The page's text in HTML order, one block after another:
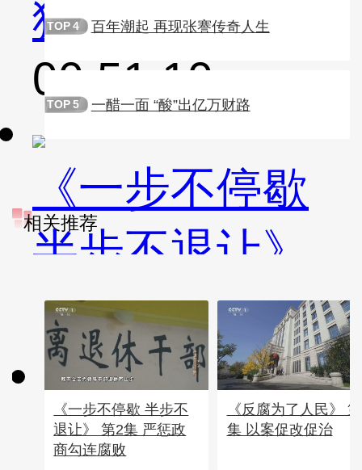
猎”污染源
00:51:10
《一步不停歇
半步不退让》
第4集 科技赋能
反腐
00:46:49
TOP 4 百年潮起 再现张謇传奇人生
TOP 5 一醋一面 “酸”出亿万财路
相关推荐
《一步不停歇 半步不
退让》 第2集 严惩政
商勾连腐败
《反腐为了人民》
集 以案促改促治